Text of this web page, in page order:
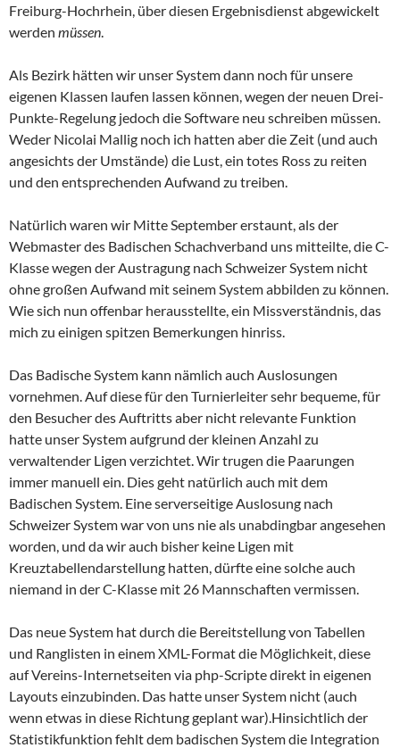
Freiburg-Hochrhein, über diesen Ergebnisdienst abgewickelt
werden müssen
Als Bezirk hätten wir unser System dann noch für unsere
eigenen Klassen laufen lassen können, wegen der neuen Drei-
Punkte-Regelung jedoch die Software neu schreiben müssen.
Weder Nicolai Mallig noch ich hatten aber die Zeit (und auch
angesichts der Umstände) die Lust, ein totes Ross zu reiten
und den entsprechenden Aufwand zu treiben.
Natürlich waren wir Mitte September erstaunt, als der
Webmaster des Badischen Schachverband uns mitteilte, die C-
Klasse wegen der Austragung nach Schweizer System nicht
ohne großen Aufwand mit seinem System abbilden zu können.
Wie sich nun offenbar herausstellte, ein Missverständnis, das
mich zu einigen spitzen Bemerkungen hinriss.
Das Badische System kann nämlich auch Auslosungen
vornehmen. Auf diese für den Turnierleiter sehr bequeme, für
den Besucher des Auftritts aber nicht relevante Funktion
hatte unser System aufgrund der kleinen Anzahl zu
verwaltender Ligen verzichtet. Wir trugen die Paarungen
immer manuell ein. Dies geht natürlich auch mit dem
Badischen System. Eine serverseitige Auslosung nach
Schweizer System war von uns nie als unabdingbar angesehen
worden, und da wir auch bisher keine Ligen mit
Kreuztabellendarstellung hatten, dürfte eine solche auch
niemand in der C-Klasse mit 26 Mannschaften vermissen.
Das neue System hat durch die Bereitstellung von Tabellen
und Ranglisten in einem XML-Format die Möglichkeit, diese
auf Vereins-Internetseiten via php-Scripte direkt in eigenen
Layouts einzubinden. Das hatte unser System nicht (auch
wenn etwas in diese Richtung geplant war).Hinsichtlich der
Statistikfunktion fehlt dem badischen System die Integration